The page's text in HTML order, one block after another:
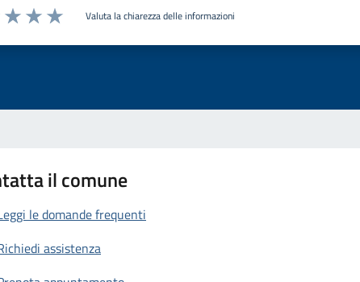
Valuta la chiarezza delle informazioni
il comune
le domande frequenti
assistenza